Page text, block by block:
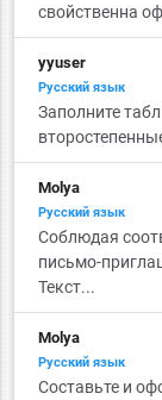
свойственна
yyuser
Русский язык
Заполните
Molya
Русский язык
Соблюдая
письмо-
Текст...
Molya
Русский язык
Составьте и